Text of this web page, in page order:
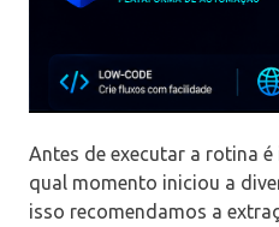
Antes de executar a rotina
qual momento iniciou a
isso recomendamos a